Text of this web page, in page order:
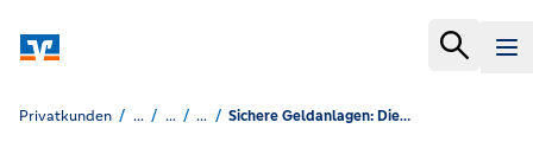
Privatkunden ... ... ... Sichere Geldanlagen: Diese Anlagen sind sicher